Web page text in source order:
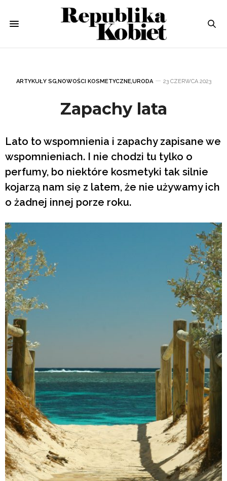
ARTYKUŁY SG,NOWOŚCI KOSMETYCZNE,URODA 23 CZERWCA 2023
Zapachy lata
Lato to wspomnienia i zapachy zapisane we
wspomnieniach. I nie chodzi tu tylko o
perfumy, bo niektóre kosmetyki tak silnie
kojarzą nam się z latem, że nie używamy ich
o żadnej innej porze roku.